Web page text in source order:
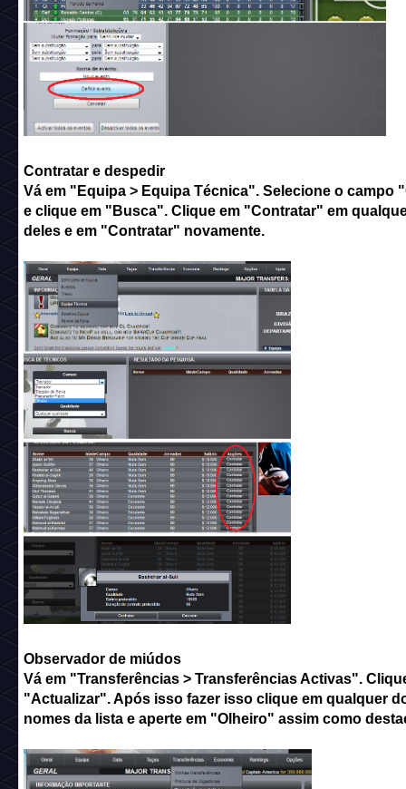
Contratar e despedir
Vá em "Equipa > Equipa Técnica". Selecione o campo
e clique em "Busca". Clique em "Contratar" em
deles e em "Contratar" novamente.
Observador de miúdos
Vá em "Transferências > Transferências Activas".
"Actualizar". Após isso fazer isso clique em qualquer
nomes da lista e aperte em "Olheiro" assim como